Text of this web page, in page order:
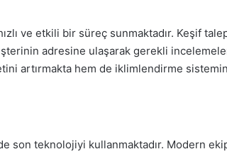
ve etkili bir süreç sunmaktadır. Keşif
adresine ulaşarak gerekli
artırmakta hem de iklimlendirme
son teknolojiyi kullanmaktadır. Modern